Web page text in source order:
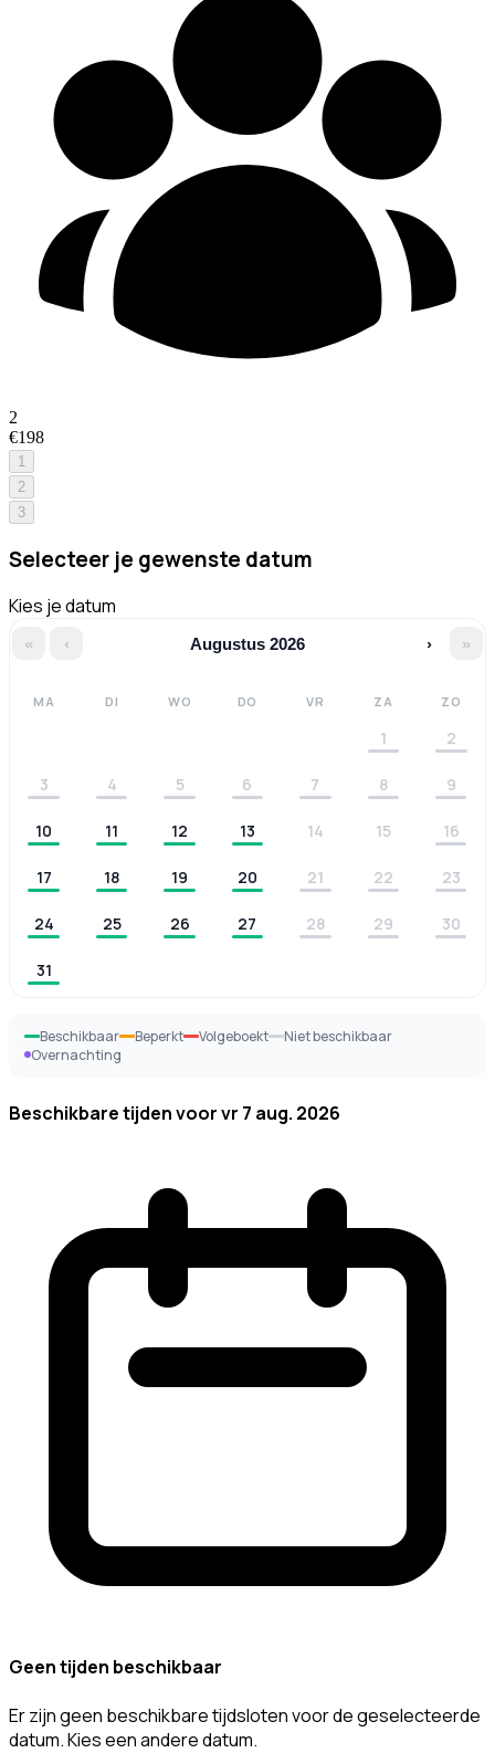
2
€198
1
2
3
Selecteer je gewenste datum
Kies je datum
« ‹ Augustus 2026 › »
MA DI WO DO VR ZA ZO
1 2
3 4 5 6 7 8 9
10 11 12 13 14 15 16
17 18 19 20 21 22 23
24 25 26 27 28 29 30
31
Beschikbaar Beperkt Volgeboekt
Niet beschikbaar
Overnachting
Beschikbare tijden voorvr 7 aug. 2026
Geen tijden beschikbaar
Er zijn geen beschikbare tijdsloten voor de geselecteerde
datum. Kies een andere datum.